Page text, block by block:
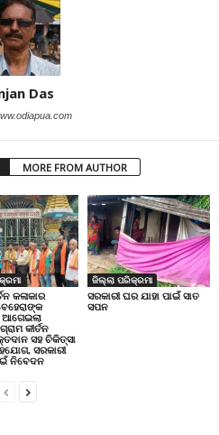
Das
MORE FROM AUTHOR
କଳାକାର
ଆଗେଇଲା
କୀର୍ତନ
ସହ ଚିକିତ୍ସା
ସରକାରୀ
ନିବେଦନ
ଜିଲ୍ଲା ପରିକ୍ରମା
ସରକାରୀ ଘର ଯାହା ପାଇଁ ସାତ
ସପନ